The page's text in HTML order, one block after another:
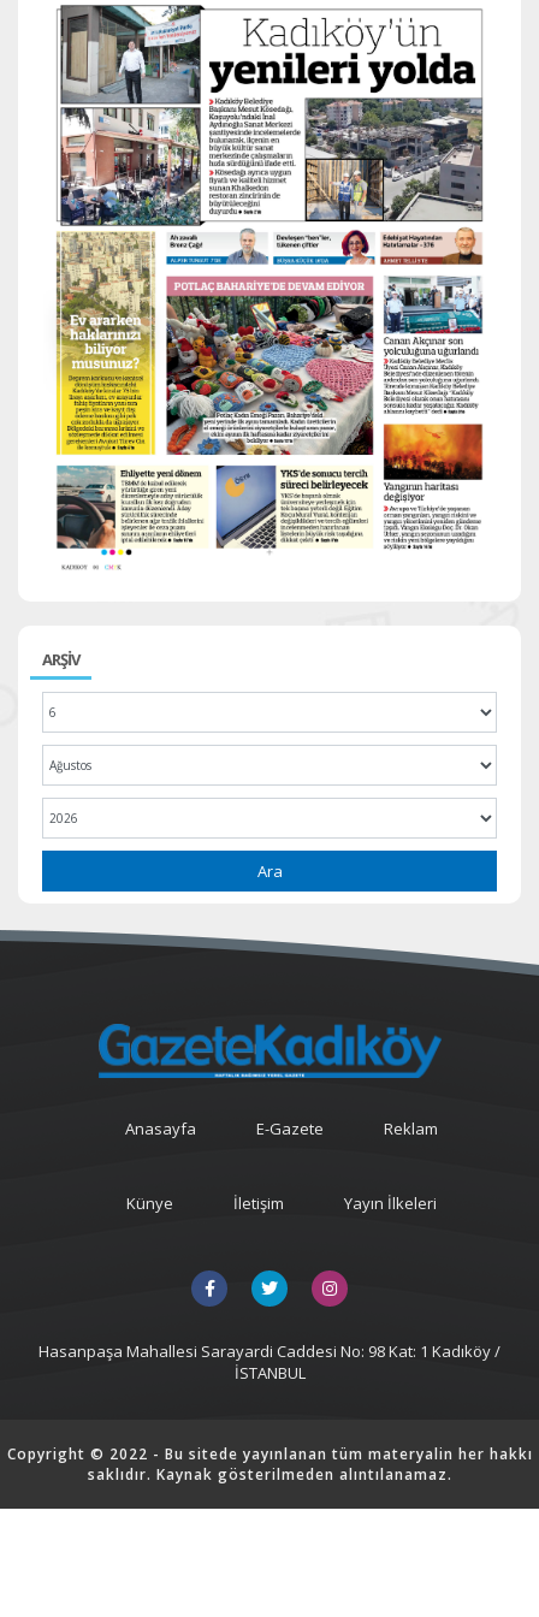
ARŞİV
Ara
Anasayfa E-Gazete Reklam
Künye İletişim Yayın İlkeleri
Hasanpaşa Mahallesi Sarayardi Caddesi No: 98 Kat: 1 Kadıköy /
İSTANBUL
Copyright © 2022 - Bu sitede yayınlanan tüm materyalin her hakkı
saklıdır. Kaynak gösterilmeden alıntılanamaz.